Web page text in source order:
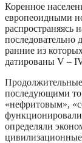
Коренное
европеоидными
распространяясь
последовательно
ранние из
датированы V –
Продолжительные
последующими
«нефритовым»,
определяли
цивилизационные